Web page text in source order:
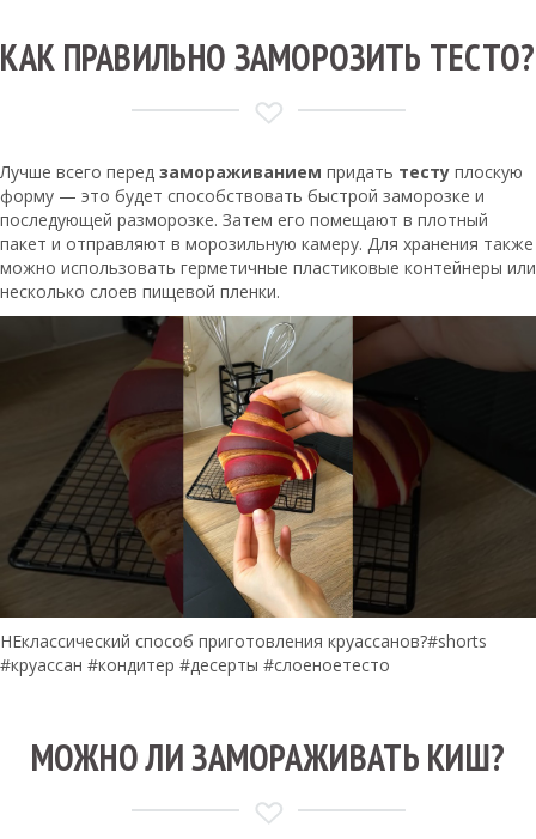
КАК ПРАВИЛЬНО ЗАМОРОЗИТЬ ТЕСТО?
Лучше всего перед замораживанием придать тесту плоскую
форму — это будет способствовать быстрой заморозке и
последующей разморозке. Затем его помещают в плотный
пакет и отправляют в морозильную камеру. Для хранения также
можно использовать герметичные пластиковые контейнеры или
несколько слоев пищевой пленки.
НЕклассический способ приготовления круассанов?#shorts
#круассан #кондитер #десерты #слоеноетесто
МОЖНО ЛИ ЗАМОРАЖИВАТЬ КИШ?